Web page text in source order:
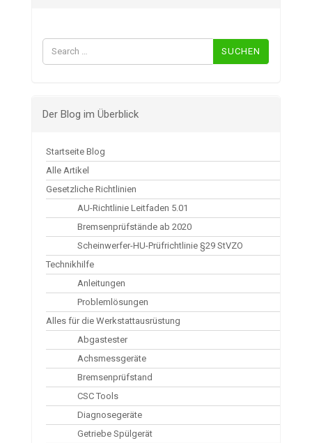
Suchen
nach:
Der Blog im Überblick
Startseite Blog
Alle Artikel
Gesetzliche Richtlinien
AU-Richtlinie Leitfaden 5.01
Bremsenprüfstände ab 2020
Scheinwerfer-HU-Prüfrichtlinie §29 StVZO
Technikhilfe
Anleitungen
Problemlösungen
Alles für die Werkstattausrüstung
Abgastester
Achsmessgeräte
Bremsenprüfstand
CSC Tools
Diagnosegeräte
Getriebe Spülgerät